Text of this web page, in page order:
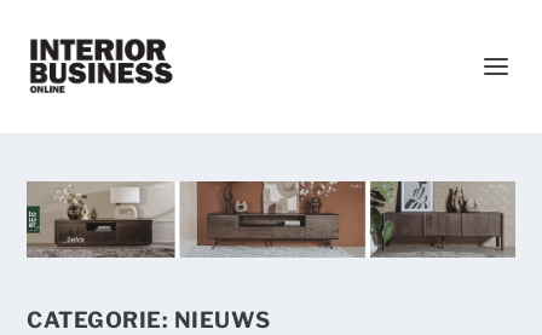
CATEGORIE: NIEUWS